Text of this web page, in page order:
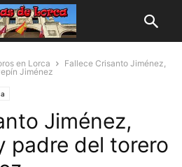
en Lorca
Fallece Crisanto Jiménez,
Jiménez
Jiménez,
padre del torero